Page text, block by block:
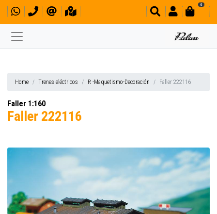
0
Home Trenes eléctricos R -Maquetismo-Decoración Faller 222116
Faller 1:160
Faller 222116